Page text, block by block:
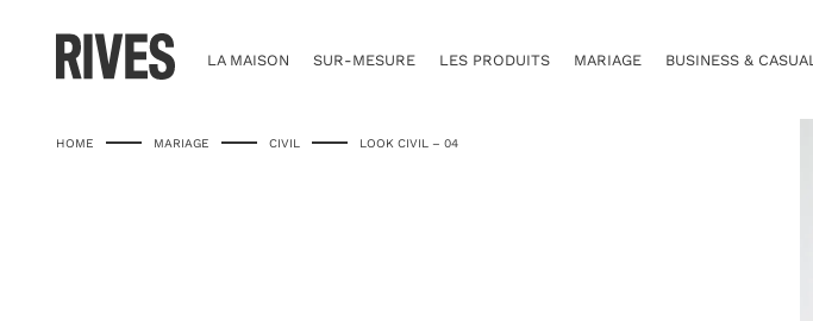
LA MAISON SUR-MESURE LES PRODUITS MARIAGE BUSINESS & CASUAL
HOME MARIAGE CIVIL LOOK CIVIL – 04